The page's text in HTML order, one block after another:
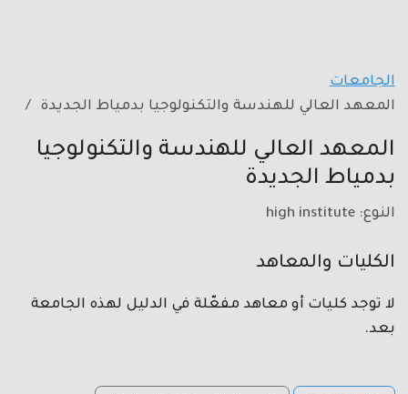
الجامعات
المعهد العالي للهندسة والتكنولوجيا بدمياط الجديدة
المعهد العالي للهندسة والتكنولوجيا
بدمياط الجديدة
النوع: high institute
الكليات والمعاهد
لا توجد كليات أو معاهد مفعّلة في الدليل لهذه الجامعة
بعد.